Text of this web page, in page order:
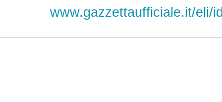
www.gazzettaufficiale.it/eli/